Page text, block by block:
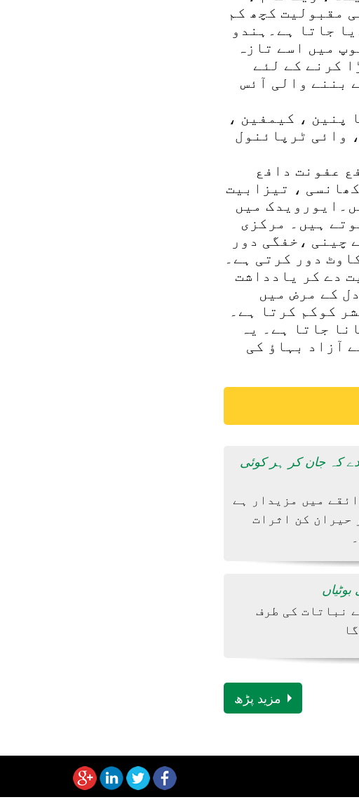
مقبولیت کچھ کم
جاتا ہے۔ہندو
میں اسے تازہ
کرنے کے لئے
بننے والی آئس
پنین ، کیمفین ،
وائی ٹرپائنول
عفونت دافع
، تیزابیت
میں
ہیں۔ مرکزی
چینی ،خفگی دور
دور کرتی ہے۔
دے کر یادداشت
کے مرض میں
کوکم کرتا ہے۔
جاتا ہے۔ یہ
آزاد بہاؤ کی
کہ جان کر ہر کوئی
میں مزیدار ہے
حیران کن اثرات
نباتات کی طرف
مزید پڑھ